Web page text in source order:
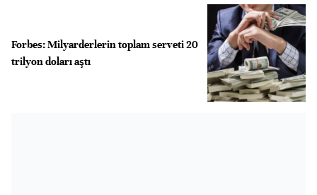
Forbes: Milyarderlerin toplam serveti 20
trilyon doları aştı